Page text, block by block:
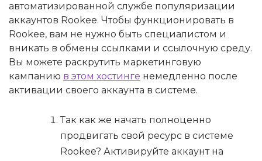
автоматизированной службе популяризации
аккаунтов Rookee. Чтобы функционировать в
Rookee, вам не нужно быть специалистом и
вникать в обмены ссылками и ссылочную среду.
Вы можете раскрутить маркетинговую
кампанию в этом хостинге немедленно после
активации своего аккаунта в системе.
Так как же начать полноценно
продвигать свой ресурс в системе
Rookee? Активируйте аккаунт на